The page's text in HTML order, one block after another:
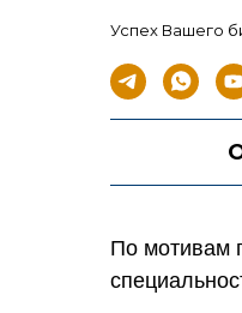
Успех Вашего
По мотивам